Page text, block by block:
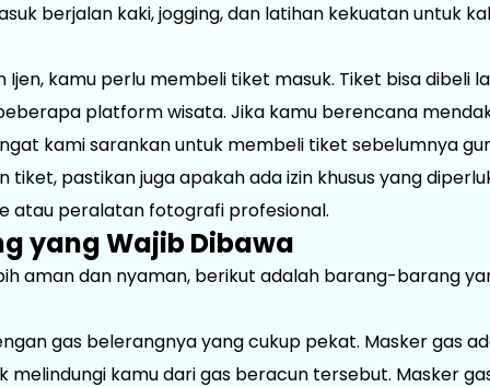
berjalan kaki, jogging, dan latihan kekuatan untuk
Ijen, kamu perlu membeli tiket masuk. Tiket bisa dibeli
platform wisata. Jika kamu berencana
kami sarankan untuk membeli tiket sebelumnya
tiket, pastikan juga apakah ada izin khusus yang
atau peralatan fotografi profesional.
yang Wajib Dibawa
aman dan nyaman, berikut adalah barang-barang
gas belerangnya yang cukup pekat. Masker gas
melindungi kamu dari gas beracun tersebut. Masker